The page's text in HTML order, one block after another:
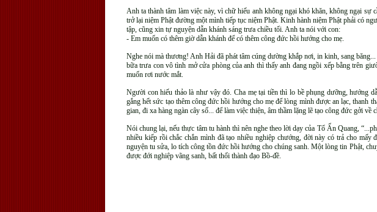
Anh ta thành tâm làm việc này, vì chữ hiếu anh không ngại khó khăn, không ngại
trở lại niệm Phật đường một mình tiếp tục niệm Phật. Kinh hành niệm Phật phải có
tập, cũng xin tự nguyện dẫn khánh sáng trưa chiều tối. Anh ta nói với con:
- Em muốn có thêm giờ dẫn khánh để có thêm công đức hồi hướng cho mẹ.
Nghe nói mà thương! Anh Hải đã phát tâm cúng dường khắp nơi, in kinh, sang
bữa trưa con vô tình mở cửa phòng của anh thì thấy anh đang ngồi xếp bằng trên
muốn rơi nước mắt.
Người con hiếu thảo là như vậy đó. Cha mẹ tại tiền thì lo bề phụng dưỡng, hướng
gắng hết sức tạo thêm công đức hồi hướng cho mẹ để lòng mình được an lạc,
gian, đi xa hàng ngàn cây số... để làm việc thiện, âm thầm lặng lẽ tạo công đức gởi về
Nói chung lại, nếu thực tâm tu hành thì nên nghe theo lời dạy của Tổ Ấn Quang,
nhiều kiếp rồi chắc chắn mình đã tạo nhiều nghiệp chướng, đời này có trả cho
nguyện tu sửa, lo tích công tồn đức hồi hướng cho chúng sanh. Một lòng tin Phật,
được đới nghiệp vãng sanh, bất thối thành đạo Bồ-đề.